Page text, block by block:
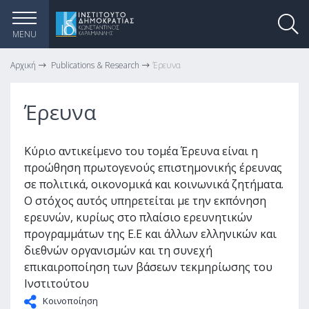
MENU
Αρχική Publications & Research Έρευνα
Έρευνα
Κύριο αντικείμενο του τομέα Έρευνα είναι η
προώθηση πρωτογενούς επιστημονικής έρευνας
σε πολιτικά, οικονομικά και κοινωνικά ζητήματα.
Ο στόχος αυτός υπηρετείται με την εκπόνηση
ερευνών, κυρίως στο πλαίσιο ερευνητικών
προγραμμάτων της Ε.Ε και άλλων ελληνικών και
διεθνών οργανισμών και τη συνεχή
επικαιροποίηση των βάσεων τεκμηρίωσης του
Ινστιτούτου
Κοινοποίηση